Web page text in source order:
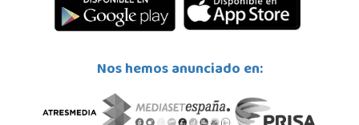
Nos hemos anunciado en: